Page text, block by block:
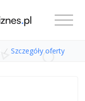
/ Szczegóły oferty